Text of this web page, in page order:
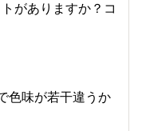
がありますか？コ
色味が若干違うか